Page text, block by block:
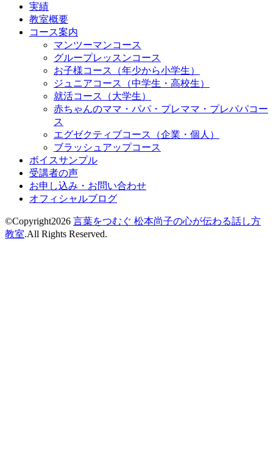
実績
教室概要
コース案内
マンツーマンコース
グループレッスンコース
お子様コース（年少から小学生）
ジュニアコース（中学生・高校生）
就活コース（大学生）
赤ちゃんのママ・パパ・プレママ・プレパパコー
ス
エグゼクティブコース（企業・個人）
ブラッシュアップコース
ボイスサンプル
受講者の声
お申し込み・お問い合わせ
オフィシャルブログ
©Copyright2026 言葉をつむぐ 松本尚子の心が伝わる話し方
教室.All Rights Reserved.